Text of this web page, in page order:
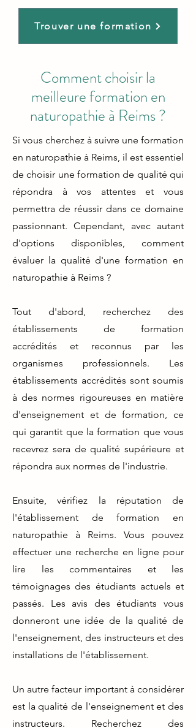
Trouver une formation
Comment choisir la
meilleure formation en
naturopathie à Reims ?
Si vous cherchez à suivre une formation
en naturopathie à Reims, il est essentiel
de choisir une formation de qualité qui
répondra à vos attentes et vous
permettra de réussir dans ce domaine
passionnant. Cependant, avec autant
d'options disponibles, comment
évaluer la qualité d'une formation en
naturopathie à Reims ?
Tout d'abord, recherchez des
établissements de formation
accrédités et reconnus par les
organismes professionnels. Les
établissements accrédités sont soumis
à des normes rigoureuses en matière
d'enseignement et de formation, ce
qui garantit que la formation que vous
recevrez sera de qualité supérieure et
répondra aux normes de l'industrie.
Ensuite, vérifiez la réputation de
l'établissement de formation en
naturopathie à Reims. Vous pouvez
effectuer une recherche en ligne pour
lire les commentaires et les
témoignages des étudiants actuels et
passés. Les avis des étudiants vous
donneront une idée de la qualité de
l'enseignement, des instructeurs et des
installations de l'établissement.
Un autre facteur important à considérer
est la qualité de l'enseignement et des
instructeurs. Recherchez des